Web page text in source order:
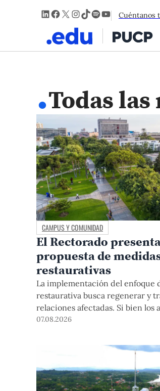
LinkedIn
Facebook
X Instagram
TikTok
Spotify
YouTube
Cuéntanos
.Todas
CAMPUS Y COMUNIDAD
El Rectorado
propuesta de
restaurativas
La implementación del enfoque
restaurativa busca regenerar y
relaciones afectadas. Si bien los
medidas restaurativas podrían
reemplaza sus procedimientos.
07.08.2026